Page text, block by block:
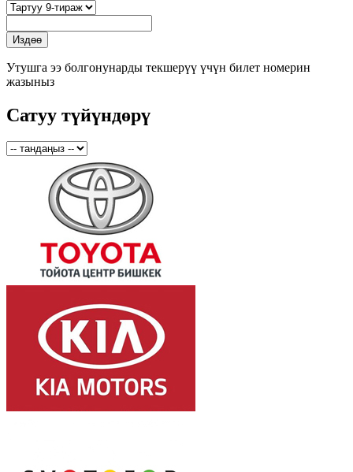
Утушга ээ болгонунарды текшерүү үчүн билет номерин
жазыныз
Сатуу түйүндөрү